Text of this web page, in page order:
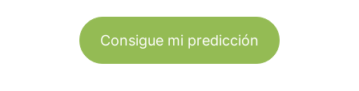
Consigue mi predicción